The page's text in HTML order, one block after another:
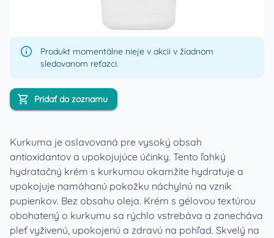
Produkt momentálne nieje v akcii v žiadnom
sledovanom reťazci.
Pridať do zoznamu
Kurkuma je oslavovaná pre vysoký obsah
antioxidantov a upokojujúce účinky. Tento ľahký
hydratačný krém s kurkumou okamžite hydratuje a
upokojuje namáhanú pokožku náchylnú na vznik
pupienkov. Bez obsahu oleja. Krém s gélovou textúrou
obohatený o kurkumu sa rýchlo vstrebáva a zanecháva
pleť vyživenú, upokojenú a zdravú na pohľad. Skvelý na